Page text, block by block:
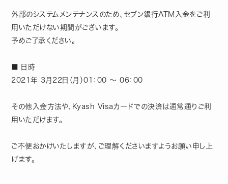
外部のシステムメンテナンスのため、セブン銀行ATM入金をご利
用いただけない期間がございます。
予めご了承ください。
■ 日時
2021年 3月22日（月）01：00 ～ 06：00
その他入金方法や、Kyash Visaカードでの決済は通常通りご利
用いただけます。
ご不便おかけいたしますが、ご理解くださいますようお願い申し上
げます。